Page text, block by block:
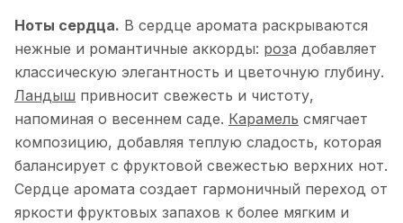
Ноты сердца. В сердце аромата раскрываются
нежные и романтичные аккорды: роза добавляет
классическую элегантность и цветочную глубину.
Ландыш привносит свежесть и чистоту,
напоминая о весеннем саде. Карамель смягчает
композицию, добавляя теплую сладость, которая
балансирует с фруктовой свежестью верхних нот.
Сердце аромата создает гармоничный переход от
яркости фруктовых запахов к более мягким и